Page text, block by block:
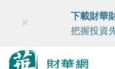
財華智庫網 FINTV
×
下載財華
把握投資